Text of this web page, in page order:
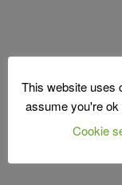
This website uses
assume you're ok
Cookie